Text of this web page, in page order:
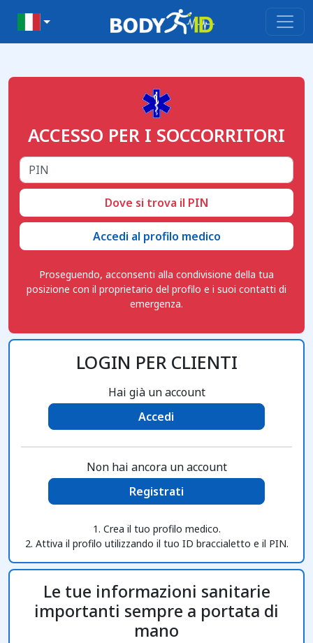
ACCESSO PER I SOCCORRITORI
Dove si trova il PIN
Accedi al profilo medico
Proseguendo, acconsenti alla condivisione della tua
posizione con il proprietario del profilo e i suoi contatti di
emergenza.
LOGIN PER CLIENTI
Hai già un account
Accedi
Non hai ancora un account
Registrati
1. Crea il tuo profilo medico.
2. Attiva il profilo utilizzando il tuo ID braccialetto e il PIN.
Le tue informazioni sanitarie
importanti sempre a portata di
mano